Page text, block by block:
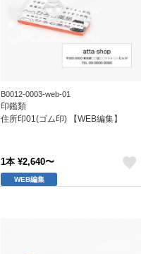
B0012-0003-web-01
印鑑類
住所印01(ゴム印) 【WEB編集】
1本 ¥2,640〜
WEB編集